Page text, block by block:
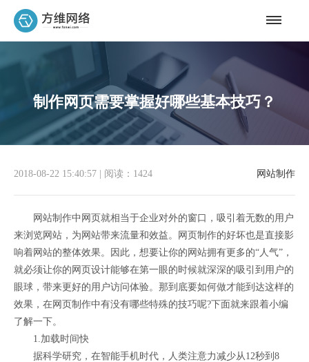
制作网页需要掌握好哪些基本技巧？
网站制作
2018-08-22 15:40:57 阅读：1424
网站制作中网页就相当于企业对外的窗口，吸引着无数的用户
来浏览网站，为网站带来流量和效益。网页制作的好坏也是直接影
响着网站的整体效果。因此，想要让你的网站拥有更多的“人气”，
就必须让你的网页设计能够在第一眼的时候就深深的吸引到用户的
眼球，带来更好的用户访问体验。那到底要如何做才能到达这样的
效果，在网页制作中有没有哪些特殊的技巧呢?下面就来跟着小编
了解一下。
1.加载时间快
据科学研究，在智能手机时代，人类注意力减少从12秒到8